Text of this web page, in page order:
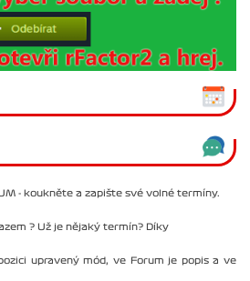
- koukněte a zapište své volné termíny.
? Už je nějaký termín? Díky
upravený mód, ve Forum je popis a ve